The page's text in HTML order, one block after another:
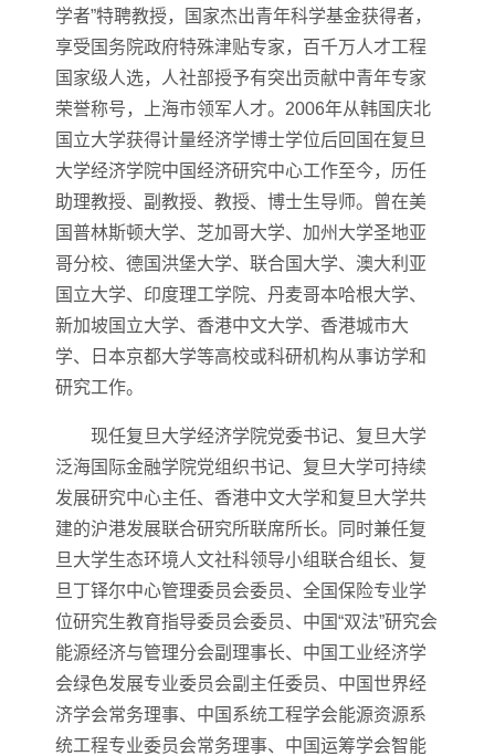
学者”特聘教授，国家杰出青年科学基金获得者，
享受国务院政府特殊津贴专家，百千万人才工程
国家级人选，人社部授予有突出贡献中青年专家
荣誉称号，上海市领军人才。2006年从韩国庆北
国立大学获得计量经济学博士学位后回国在复旦
大学经济学院中国经济研究中心工作至今，历任
助理教授、副教授、教授、博士生导师。曾在美
国普林斯顿大学、芝加哥大学、加州大学圣地亚
哥分校、德国洪堡大学、联合国大学、澳大利亚
国立大学、印度理工学院、丹麦哥本哈根大学、
新加坡国立大学、香港中文大学、香港城市大
学、日本京都大学等高校或科研机构从事访学和
研究工作。
现任复旦大学经济学院党委书记、复旦大学
泛海国际金融学院党组织书记、复旦大学可持续
发展研究中心主任、香港中文大学和复旦大学共
建的沪港发展联合研究所联席所长。同时兼任复
旦大学生态环境人文社科领导小组联合组长、复
旦丁铎尔中心管理委员会委员、全国保险专业学
位研究生教育指导委员会委员、中国“双法”研究会
能源经济与管理分会副理事长、中国工业经济学
会绿色发展专业委员会副主任委员、中国世界经
济学会常务理事、中国系统工程学会能源资源系
统工程专业委员会常务理事、中国运筹学会智能